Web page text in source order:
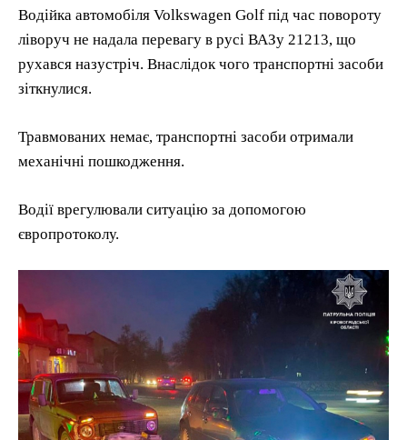
Водійка автомобіля Volkswagen Golf під час повороту
ліворуч не надала перевагу в русі ВАЗу 21213, що
рухався назустріч. Внаслідок чого транспортні засоби
зіткнулися.
Травмованих немає, транспортні засоби отримали
механічні пошкодження.
Водії врегулювали ситуацію за допомогою
європротоколу.